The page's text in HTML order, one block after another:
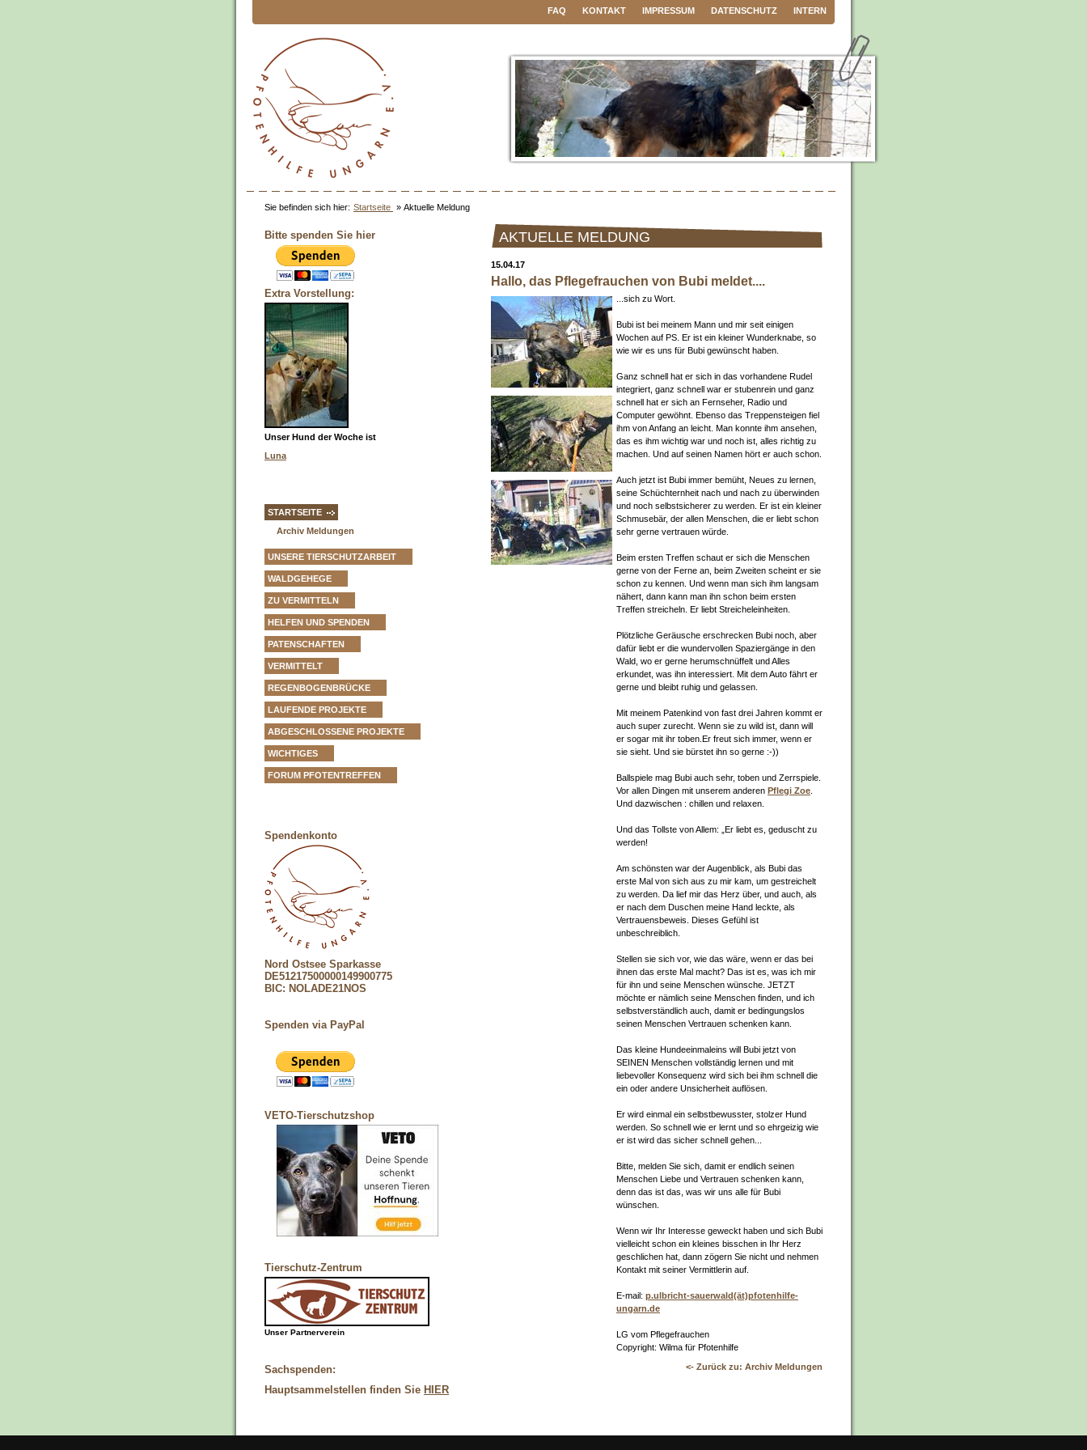
FAQ KONTAKT IMPRESSUM DATENSCHUTZ INTERN
Sie befinden sich hier: Startseite » Aktuelle Meldung
Bitte spenden Sie hier
Extra Vorstellung:
Unser Hund der Woche ist
Luna
STARTSEITE
Archiv Meldungen
UNSERE TIERSCHUTZARBEIT
WALDGEHEGE
ZU VERMITTELN
HELFEN UND SPENDEN
PATENSCHAFTEN
VERMITTELT
REGENBOGENBRÜCKE
LAUFENDE PROJEKTE
ABGESCHLOSSENE PROJEKTE
WICHTIGES
FORUM PFOTENTREFFEN
Spendenkonto
Nord Ostsee Sparkasse
DE51217500000149900775
BIC: NOLADE21NOS
Spenden via PayPal
VETO-Tierschutzshop
Tierschutz-Zentrum
Unser Partnerverein
Sachspenden:
Hauptsammelstellen finden Sie HIER
AKTUELLE MELDUNG
15.04.17
Hallo, das Pflegefrauchen von Bubi meldet....
...sich zu Wort.
Bubi ist bei meinem Mann und mir seit einigen
Wochen auf PS. Er ist ein kleiner Wunderknabe, so
wie wir es uns für Bubi gewünscht haben.
Ganz schnell hat er sich in das vorhandene Rudel
integriert, ganz schnell war er stubenrein und ganz
schnell hat er sich an Fernseher, Radio und
Computer gewöhnt. Ebenso das Treppensteigen fiel
ihm von Anfang an leicht. Man konnte ihm ansehen,
das es ihm wichtig war und noch ist, alles richtig zu
machen. Und auf seinen Namen hört er auch schon.
Auch jetzt ist Bubi immer bemüht, Neues zu lernen,
seine Schüchternheit nach und nach zu überwinden
und noch selbstsicherer zu werden. Er ist ein kleiner
Schmusebär, der allen Menschen, die er liebt schon
sehr gerne vertrauen würde.
Beim ersten Treffen schaut er sich die Menschen
gerne von der Ferne an, beim Zweiten scheint er sie
schon zu kennen. Und wenn man sich ihm langsam
nähert, dann kann man ihn schon beim ersten
Treffen streicheln. Er liebt Streicheleinheiten.
Plötzliche Geräusche erschrecken Bubi noch, aber
dafür liebt er die wundervollen Spaziergänge in den
Wald, wo er gerne herumschnüffelt und Alles
erkundet, was ihn interessiert. Mit dem Auto fährt er
gerne und bleibt ruhig und gelassen.
Mit meinem Patenkind von fast drei Jahren kommt er
auch super zurecht. Wenn sie zu wild ist, dann will
er sogar mit ihr toben.Er freut sich immer, wenn er
sie sieht. Und sie bürstet ihn so gerne :-))
Ballspiele mag Bubi auch sehr, toben und Zerrspiele.
Vor allen Dingen mit unserem anderen Pflegi Zoe
Und dazwischen : chillen und relaxen.
Und das Tollste von Allem: „Er liebt es, geduscht zu
werden!
Am schönsten war der Augenblick, als Bubi das
erste Mal von sich aus zu mir kam, um gestreichelt
zu werden. Da lief mir das Herz über, und auch, als
er nach dem Duschen meine Hand leckte, als
Vertrauensbeweis. Dieses Gefühl ist
unbeschreiblich.
Stellen sie sich vor, wie das wäre, wenn er das bei
ihnen das erste Mal macht? Das ist es, was ich mir
für ihn und seine Menschen wünsche. JETZT
möchte er nämlich seine Menschen finden, und ich
selbstverständlich auch, damit er bedingungslos
seinen Menschen Vertrauen schenken kann.
Das kleine Hundeeinmaleins will Bubi jetzt von
SEINEN Menschen vollständig lernen und mit
liebevoller Konsequenz wird sich bei ihm schnell die
ein oder andere Unsicherheit auflösen.
Er wird einmal ein selbstbewusster, stolzer Hund
werden. So schnell wie er lernt und so ehrgeizig wie
er ist wird das sicher schnell gehen...
Bitte, melden Sie sich, damit er endlich seinen
Menschen Liebe und Vertrauen schenken kann,
denn das ist das, was wir uns alle für Bubi
wünschen.
Wenn wir Ihr Interesse geweckt haben und sich Bubi
vielleicht schon ein kleines bisschen in Ihr Herz
geschlichen hat, dann zögern Sie nicht und nehmen
Kontakt mit seiner Vermittlerin auf.
E-mail: p.ulbricht-sauerwald(ät)pfotenhilfe-
ungarn.de
LG vom Pflegefrauchen
Copyright: Wilma für Pfotenhilfe
<- Zurück zu: Archiv Meldungen